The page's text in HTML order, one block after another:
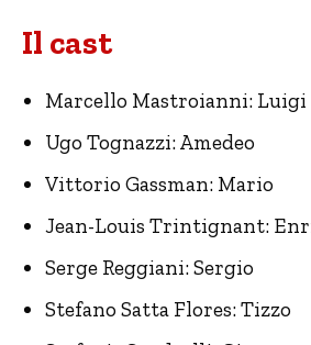
Il cast
Marcello Mastroianni: Luigi
Ugo Tognazzi: Amedeo
Vittorio Gassman: Mario
Jean-Louis Trintignant:
Serge Reggiani: Sergio
Stefano Satta Flores: Tizzo